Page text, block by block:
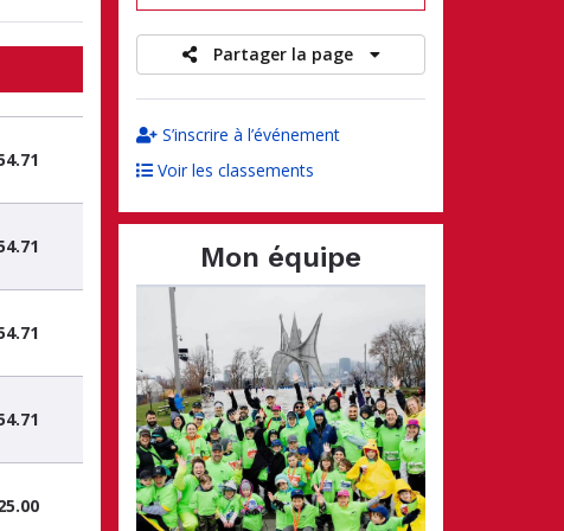
Partager la page
S’inscrire à l’événement
Voir les classements
Mon équipe